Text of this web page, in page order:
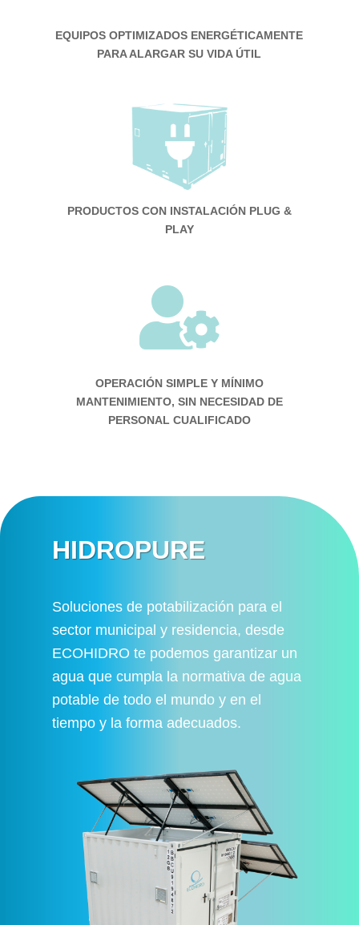
EQUIPOS OPTIMIZADOS ENERGÉTICAMENTE
PARA ALARGAR SU VIDA ÚTIL
PRODUCTOS CON INSTALACIÓN PLUG &
PLAY

OPERACIÓN SIMPLE Y MÍNIMO
MANTENIMIENTO, SIN NECESIDAD DE
PERSONAL CUALIFICADO
HIDROPURE
Soluciones de potabilización para el
sector municipal y residencia, desde
ECOHIDRO te podemos garantizar un
agua que cumpla la normativa de agua
potable de todo el mundo y en el
tiempo y la forma adecuados.